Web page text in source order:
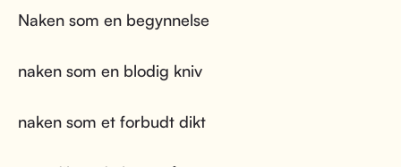
Naken som en begynnelse
naken som en blodig kniv
naken som et forbudt dikt